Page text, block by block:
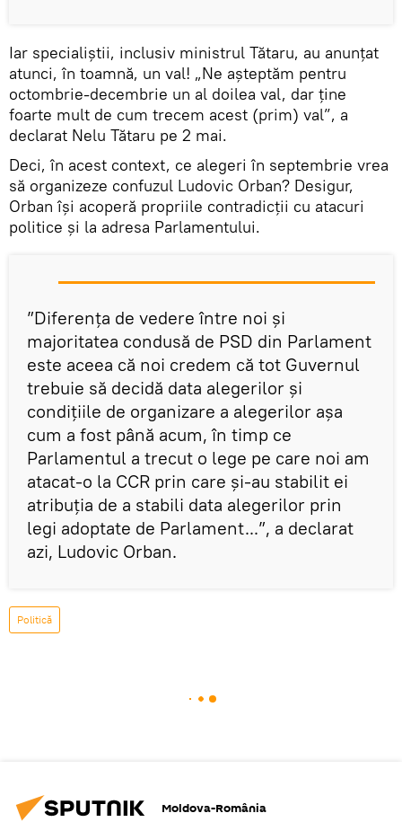
Iar specialiștii, inclusiv ministrul Tătaru, au anunțat
atunci, în toamnă, un val! „Ne aşteptăm pentru
octombrie-decembrie un al doilea val, dar ţine
foarte mult de cum trecem acest (prim) val”, a
declarat Nelu Tătaru pe 2 mai.
Deci, în acest context, ce alegeri în septembrie vrea
să organizeze confuzul Ludovic Orban? Desigur,
Orban își acoperă propriile contradicții cu atacuri
politice și la adresa Parlamentului.
”Diferenţa de vedere între noi şi
majoritatea condusă de PSD din Parlament
este aceea că noi credem că tot Guvernul
trebuie să decidă data alegerilor şi
condiţiile de organizare a alegerilor aşa
cum a fost până acum, în timp ce
Parlamentul a trecut o lege pe care noi am
atacat-o la CCR prin care şi-au stabilit ei
atribuţia de a stabili data alegerilor prin
legi adoptate de Parlament...”, a declarat
azi, Ludovic Orban.
Politică
Moldova-România